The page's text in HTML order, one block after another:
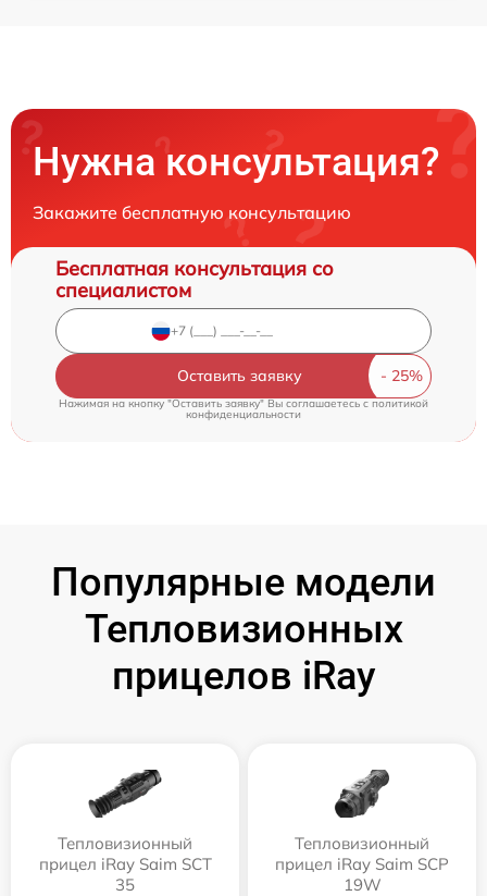
Нужна консультация?
Закажите бесплатную консультацию
Бесплатная консультация со
специалистом
Оставить заявку
Нажимая на кнопку "Оставить заявку" Вы соглашаетесь cполитикой
конфиденциальности
Популярные модели
Тепловизионных
прицелов iRay
Тепловизионный
прицел iRay Saim SCT
35
Тепловизионный
прицел iRay Saim SCP
19W